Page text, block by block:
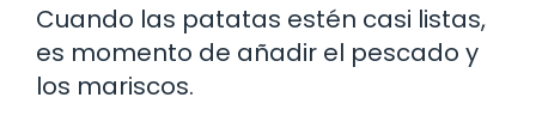
Cuando las patatas estén casi listas,
es momento de añadir el pescado y
los mariscos.